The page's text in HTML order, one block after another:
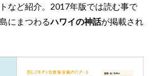
など紹介。2017年版では読む事で
にまつわるハワイの神話が掲載され